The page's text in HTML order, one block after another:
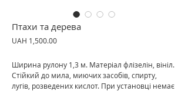
Птахи та дерева
UAH 1,500.00Price
Ширина рулону 1,3 м. Матеріал флізелін, вініл.
Стійкий до мила, миючих засобів, спирту,
лугів, розведених кислот. При установці немає